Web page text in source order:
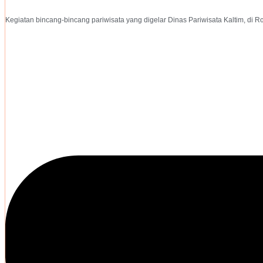
Kegiatan bincang-bincang pariwisata yang digelar Dinas Pariwisata Kaltim, di